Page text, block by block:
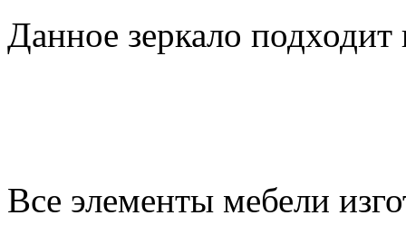
Данное зеркало
Все элементы мебели